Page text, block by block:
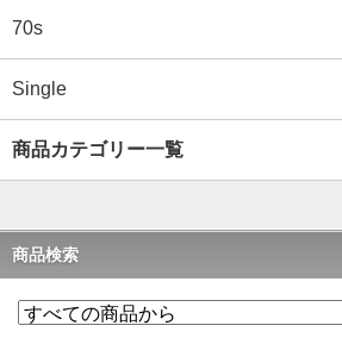
70s
Single
商品カテゴリー一覧
商品検索